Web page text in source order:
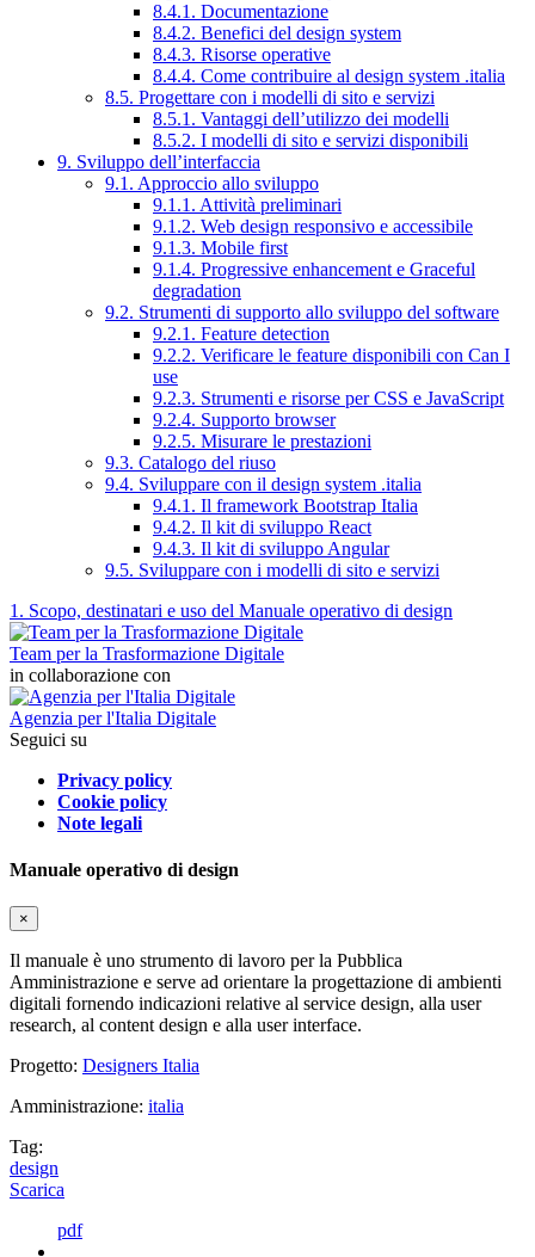
8.4.1. Documentazione
8.4.2. Benefici del design system
8.4.3. Risorse operative
8.4.4. Come contribuire al design system .italia
8.5. Progettare con i modelli di sito e servizi
8.5.1. Vantaggi dell’utilizzo dei modelli
8.5.2. I modelli di sito e servizi disponibili
9. Sviluppo dell’interfaccia
9.1. Approccio allo sviluppo
9.1.1. Attività preliminari
9.1.2. Web design responsivo e accessibile
9.1.3. Mobile first
9.1.4. Progressive enhancement e Graceful
degradation
9.2. Strumenti di supporto allo sviluppo del software
9.2.1. Feature detection
9.2.2. Verificare le feature disponibili con Can I
use
9.2.3. Strumenti e risorse per CSS e JavaScript
9.2.4. Supporto browser
9.2.5. Misurare le prestazioni
9.3. Catalogo del riuso
9.4. Sviluppare con il design system .italia
9.4.1. Il framework Bootstrap Italia
9.4.2. Il kit di sviluppo React
9.4.3. Il kit di sviluppo Angular
9.5. Sviluppare con i modelli di sito e servizi
1. Scopo, destinatari e uso del Manuale operativo di design
Team per la Trasformazione Digitale
in collaborazione con
Agenzia per l'Italia Digitale
Seguici su
Privacy policy
Cookie policy
Note legali
Manuale operativo di design
×
Il manuale è uno strumento di lavoro per la Pubblica
Amministrazione e serve ad orientare la progettazione di ambienti
digitali fornendo indicazioni relative al service design, alla user
research, al content design e alla user interface.
Progetto: Designers Italia
Amministrazione: italia
Tag:
design
Scarica
pdf